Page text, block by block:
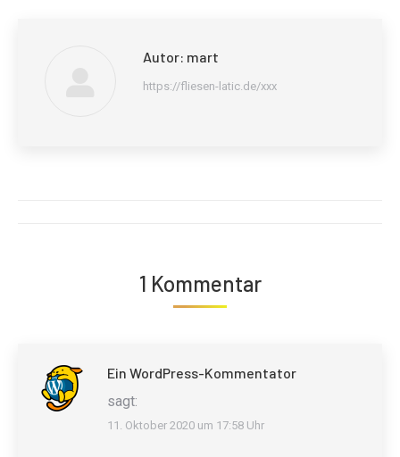
Autor: mart
https://fliesen-latic.de/xxx
1 Kommentar
Ein WordPress-Kommentator
sagt:
11. Oktober 2020 um 17:58 Uhr